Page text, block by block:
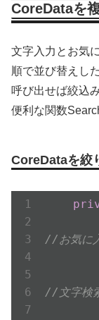
CoreDataを
文字入力とお気
順で並び替えした
呼び出せば絞込
便利な関数
CoreDataを絞
//お気に
//文字検